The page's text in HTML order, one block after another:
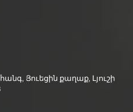
Յուեցին քաղաք, Լյուշի